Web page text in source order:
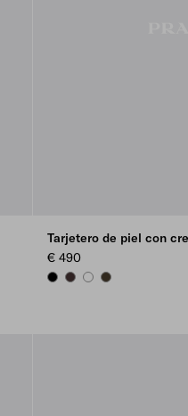
Tarjetero de piel con
€ 490
BLACKDARK BROWN
WHITEFOREST